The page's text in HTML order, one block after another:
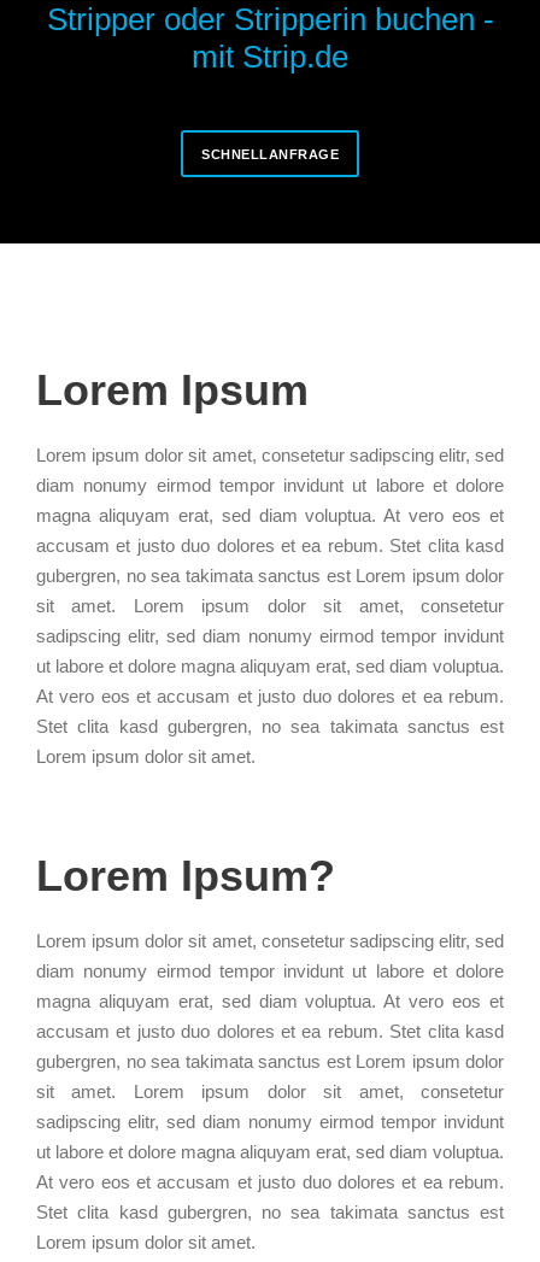
Stripper oder Stripperin buchen -
mit Strip.de
SCHNELLANFRAGE
Lorem Ipsum
Lorem ipsum dolor sit amet, consetetur sadipscing elitr, sed
diam nonumy eirmod tempor invidunt ut labore et dolore
magna aliquyam erat, sed diam voluptua. At vero eos et
accusam et justo duo dolores et ea rebum. Stet clita kasd
gubergren, no sea takimata sanctus est Lorem ipsum dolor
sit amet. Lorem ipsum dolor sit amet, consetetur
sadipscing elitr, sed diam nonumy eirmod tempor invidunt
ut labore et dolore magna aliquyam erat, sed diam voluptua.
At vero eos et accusam et justo duo dolores et ea rebum.
Stet clita kasd gubergren, no sea takimata sanctus est
Lorem ipsum dolor sit amet.
Lorem Ipsum?
Lorem ipsum dolor sit amet, consetetur sadipscing elitr, sed
diam nonumy eirmod tempor invidunt ut labore et dolore
magna aliquyam erat, sed diam voluptua. At vero eos et
accusam et justo duo dolores et ea rebum. Stet clita kasd
gubergren, no sea takimata sanctus est Lorem ipsum dolor
sit amet. Lorem ipsum dolor sit amet, consetetur
sadipscing elitr, sed diam nonumy eirmod tempor invidunt
ut labore et dolore magna aliquyam erat, sed diam voluptua.
At vero eos et accusam et justo duo dolores et ea rebum.
Stet clita kasd gubergren, no sea takimata sanctus est
Lorem ipsum dolor sit amet.